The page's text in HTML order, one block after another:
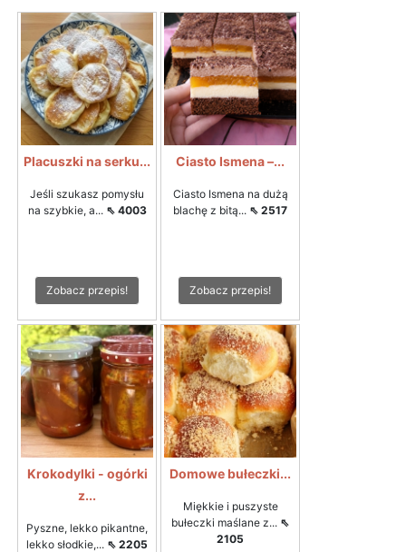
Placuszki na serku...
Jeśli szukasz pomysłu
na szybkie, a... ⇖ 4003
Zobacz przepis!
Ciasto Ismena –...
Ciasto Ismena na dużą
blachę z bitą... ⇖ 2517
Zobacz przepis!
Krokodylki - ogórki
z...
Pyszne, lekko pikantne,
lekko słodkie,... ⇖ 2205
Domowe bułeczki...
Miękkie i puszyste
bułeczki maślane z... ⇖
2105